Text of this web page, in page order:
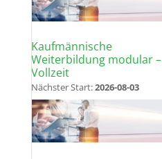
Kaufmännische
Weiterbildung modular –
Vollzeit
Nächster Start:2026-08-03